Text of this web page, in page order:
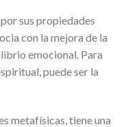
sus propiedades
con la mejora de la
emocional. Para
puede ser la
metafísicas, tiene una